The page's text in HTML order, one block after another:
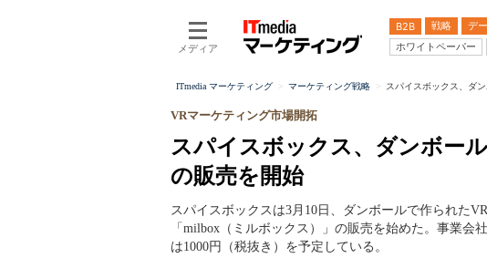
メディア
B2B 戦略 デ
ホワイトペーパー
ITmedia マーケティング マーケティング戦略 スパイスボックス、ダ
スパイスボックス、ダンボー
の販売を開始
VRマーケティング市場開拓
スパイスボックスは3月10日、ダンボールで作られた
「milbox（ミルボックス）」の販売を始めた。事業
は1000円（税抜き）を予定している。